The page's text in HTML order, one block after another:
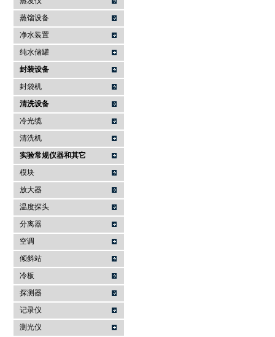
蒸馏设备
净水装置
纯水储罐
封装设备
封袋机
清洗设备
冷光缆
清洗机
实验常规仪器和其它
模块
放大器
温度探头
分离器
空调
倾斜站
冷板
探测器
记录仪
测光仪